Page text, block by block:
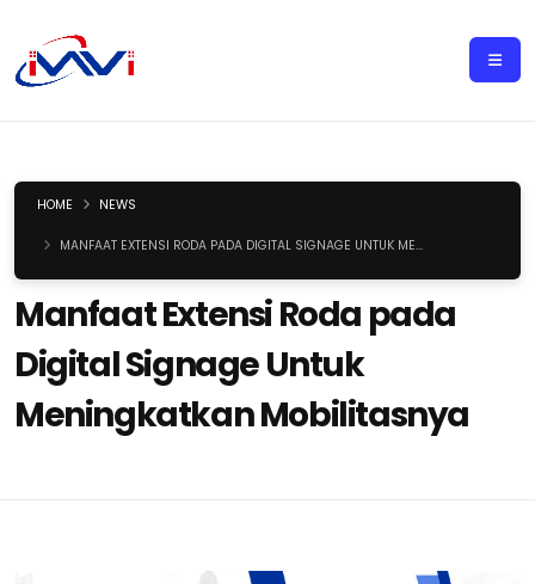
Manfaat Extensi Roda pada
Digital Signage Untuk
Meningkatkan Mobilitasnya
HOME NEWS
MANFAAT EXTENSI RODA PADA DIGITAL SIGNAGE UNTUK ME...